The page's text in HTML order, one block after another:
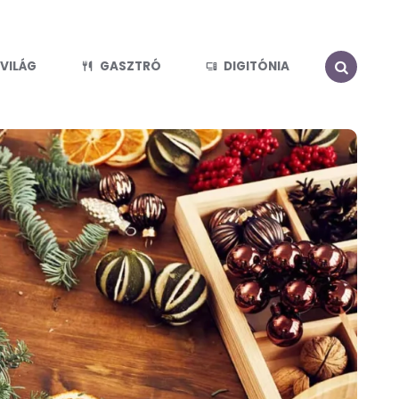
GASZTRÓ
DIGITÓNIA